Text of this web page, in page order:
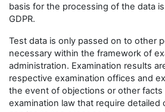
basis for the processing of the data is
GDPR.
Test data is only passed on to other
necessary within the framework of
administration. Examination results
respective examination offices and
the event of objections or other facts
examination law that require detailed